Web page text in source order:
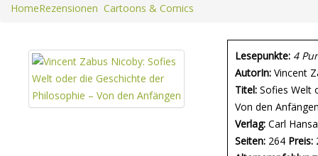
HomeRezensionen Cartoons & Comics
Lesepunkte: 4
AutorIn: Vincent
Titel: Sofies Welt
Von den
Verlag: Carl
Seiten: 264 Preis: